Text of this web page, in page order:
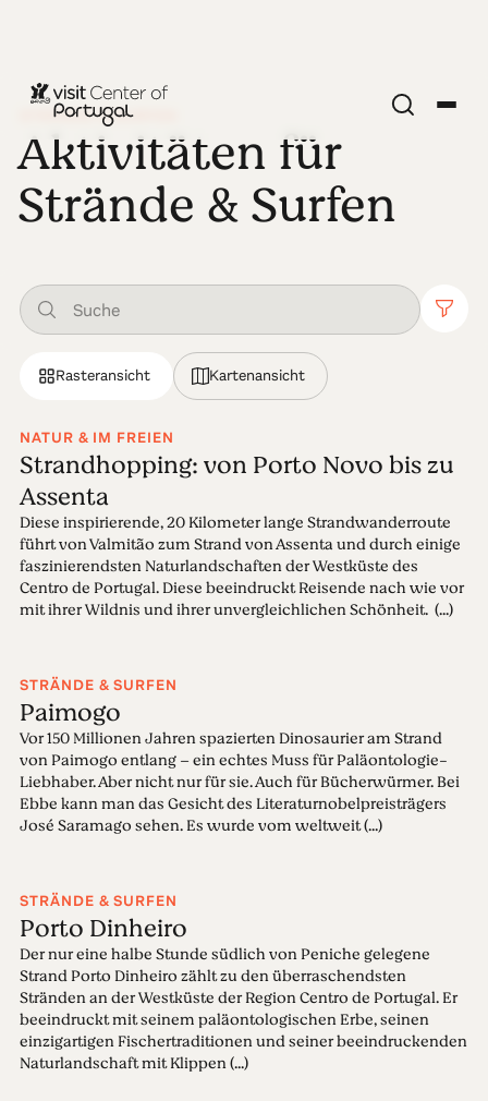
STRÄNDE & SURFEN
Aktivitäten für
Strände & Surfen
Rasteransicht Kartenansicht
NATUR & IM FREIEN
Strandhopping: von Porto Novo bis zu
Assenta
Diese inspirierende, 20 Kilometer lange Strandwanderroute
führt von Valmitão zum Strand von Assenta und durch einige
faszinierendsten Naturlandschaften der Westküste des
Centro de Portugal. Diese beeindruckt Reisende nach wie vor
mit ihrer Wildnis und ihrer unvergleichlichen Schönheit. (...)
STRÄNDE & SURFEN
Paimogo
Vor 150 Millionen Jahren spazierten Dinosaurier am Strand
von Paimogo entlang – ein echtes Muss für Paläontologie-
Liebhaber. Aber nicht nur für sie. Auch für Bücherwürmer. Bei
Ebbe kann man das Gesicht des Literaturnobelpreisträgers
José Saramago sehen. Es wurde vom weltweit (...)
STRÄNDE & SURFEN
Porto Dinheiro
Der nur eine halbe Stunde südlich von Peniche gelegene
Strand Porto Dinheiro zählt zu den überraschendsten
Stränden an der Westküste der Region Centro de Portugal. Er
beeindruckt mit seinem paläontologischen Erbe, seinen
einzigartigen Fischertraditionen und seiner beeindruckenden
Naturlandschaft mit Klippen (...)